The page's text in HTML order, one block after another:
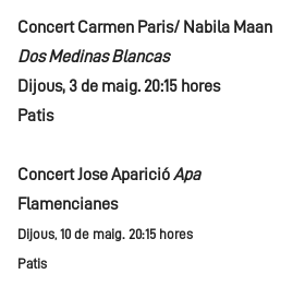
Concert Carmen Paris/ Nabila Maan
Dos Medinas Blancas
Dijous, 3 de maig. 20:15 hores
Patis
Concert Jose AparicióApa
Flamencianes
Dijous, 10 de maig. 20:15 hores
Patis